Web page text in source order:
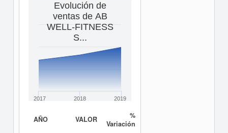
Evolución de
ventas de AB
WELL-FITNESS
S...
2017 2018 2019
AÑO VALOR
%
Variación